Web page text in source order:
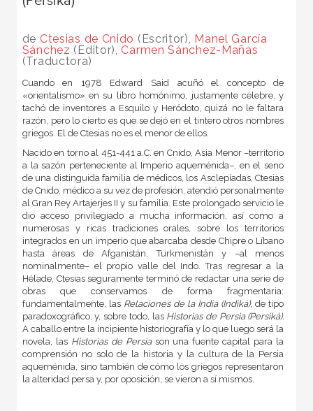
de Ctesias de Cnido (Escritor), Manel García
Sánchez (Editor), Carmen Sánchez-Mañas
(Traductora)
Cuando en 1978 Edward Said acuñó el concepto de
«orientalismo» en su libro homónimo, justamente célebre, y
tachó de inventores a Esquilo y Heródoto, quizá no le faltara
razón, pero lo cierto es que se dejó en el tintero otros nombres
griegos. El de Ctesias no es el menor de ellos.
Nacido en torno al 451-441 a.C. en Cnido, Asia Menor –territorio
a la sazón perteneciente al Imperio aqueménida–, en el seno
de una distinguida familia de médicos, los Asclepíadas, Ctesias
de Cnido, médico a su vez de profesión, atendió personalmente
al Gran Rey Artajerjes II y su familia. Este prolongado servicio le
dio acceso privilegiado a mucha información, así como a
numerosas y ricas tradiciones orales, sobre los territorios
integrados en un imperio que abarcaba desde Chipre o Líbano
hasta áreas de Afganistán, Turk­me­nis­tán y –al menos
nominalmente– el propio valle del Indo. Tras regresar a la
Hélade, Ctesias seguramente terminó de redactar una serie de
obras que conservamos de forma fragmentaria:
fundamentalmente, las Relaciones de la India (Indiká), de tipo
paradoxográfico, y, sobre todo, las Historias de Persia (Persiká).
A caballo entre la incipiente historiografía y lo que luego será la
novela, las Historias de Persiason una fuente capital para la
comprensión no solo de la historia y la cultura de la Persia
aqueménida, sino también de cómo los griegos representaron
la alteridad persa y, por oposición, se vieron a sí mismos.